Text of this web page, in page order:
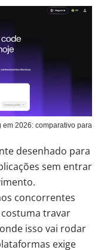
2026: comparativo para
desenhado para
sem entrar
concorrentes
travar
isso vai rodar
exige